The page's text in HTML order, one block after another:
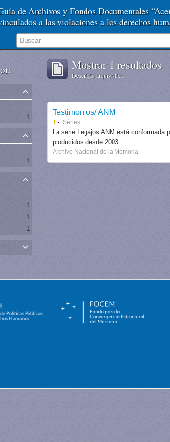
de Archivos y Fondos Documentales
a las violaciones a los derechos
1
1
1
1
1
Mostrar 1 resultados
Descrição arquivística
Testimonios/ ANM
T Séries
La serie Legajos ANM está conformada
producidos desde 2003.
Archivo Nacional de la Memoria